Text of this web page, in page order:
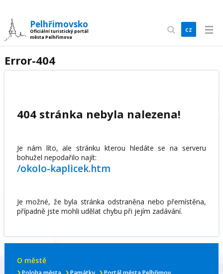
Pelhřimovsko
Oficiální turistický portál
města Pelhřimova
cz
en
Error-404
404 stránka nebyla nalezena!
Je nám líto, ale stránku kterou hledáte se na serveru
bohužel nepodařilo najít:
/okolo-kaplicek.htm
Je možné, že byla stránka odstraněna nebo přemístěna,
případně jste mohli udělat chybu při jejím zadávání.
O městě